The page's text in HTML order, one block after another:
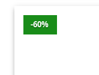
-60%